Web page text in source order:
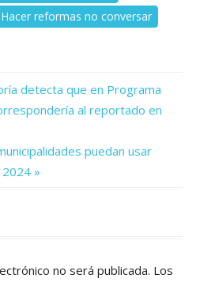
Hacer reformas no conversar
detecta que en Programa
al reportado en
puedan usar
2024
no será publicada. Los